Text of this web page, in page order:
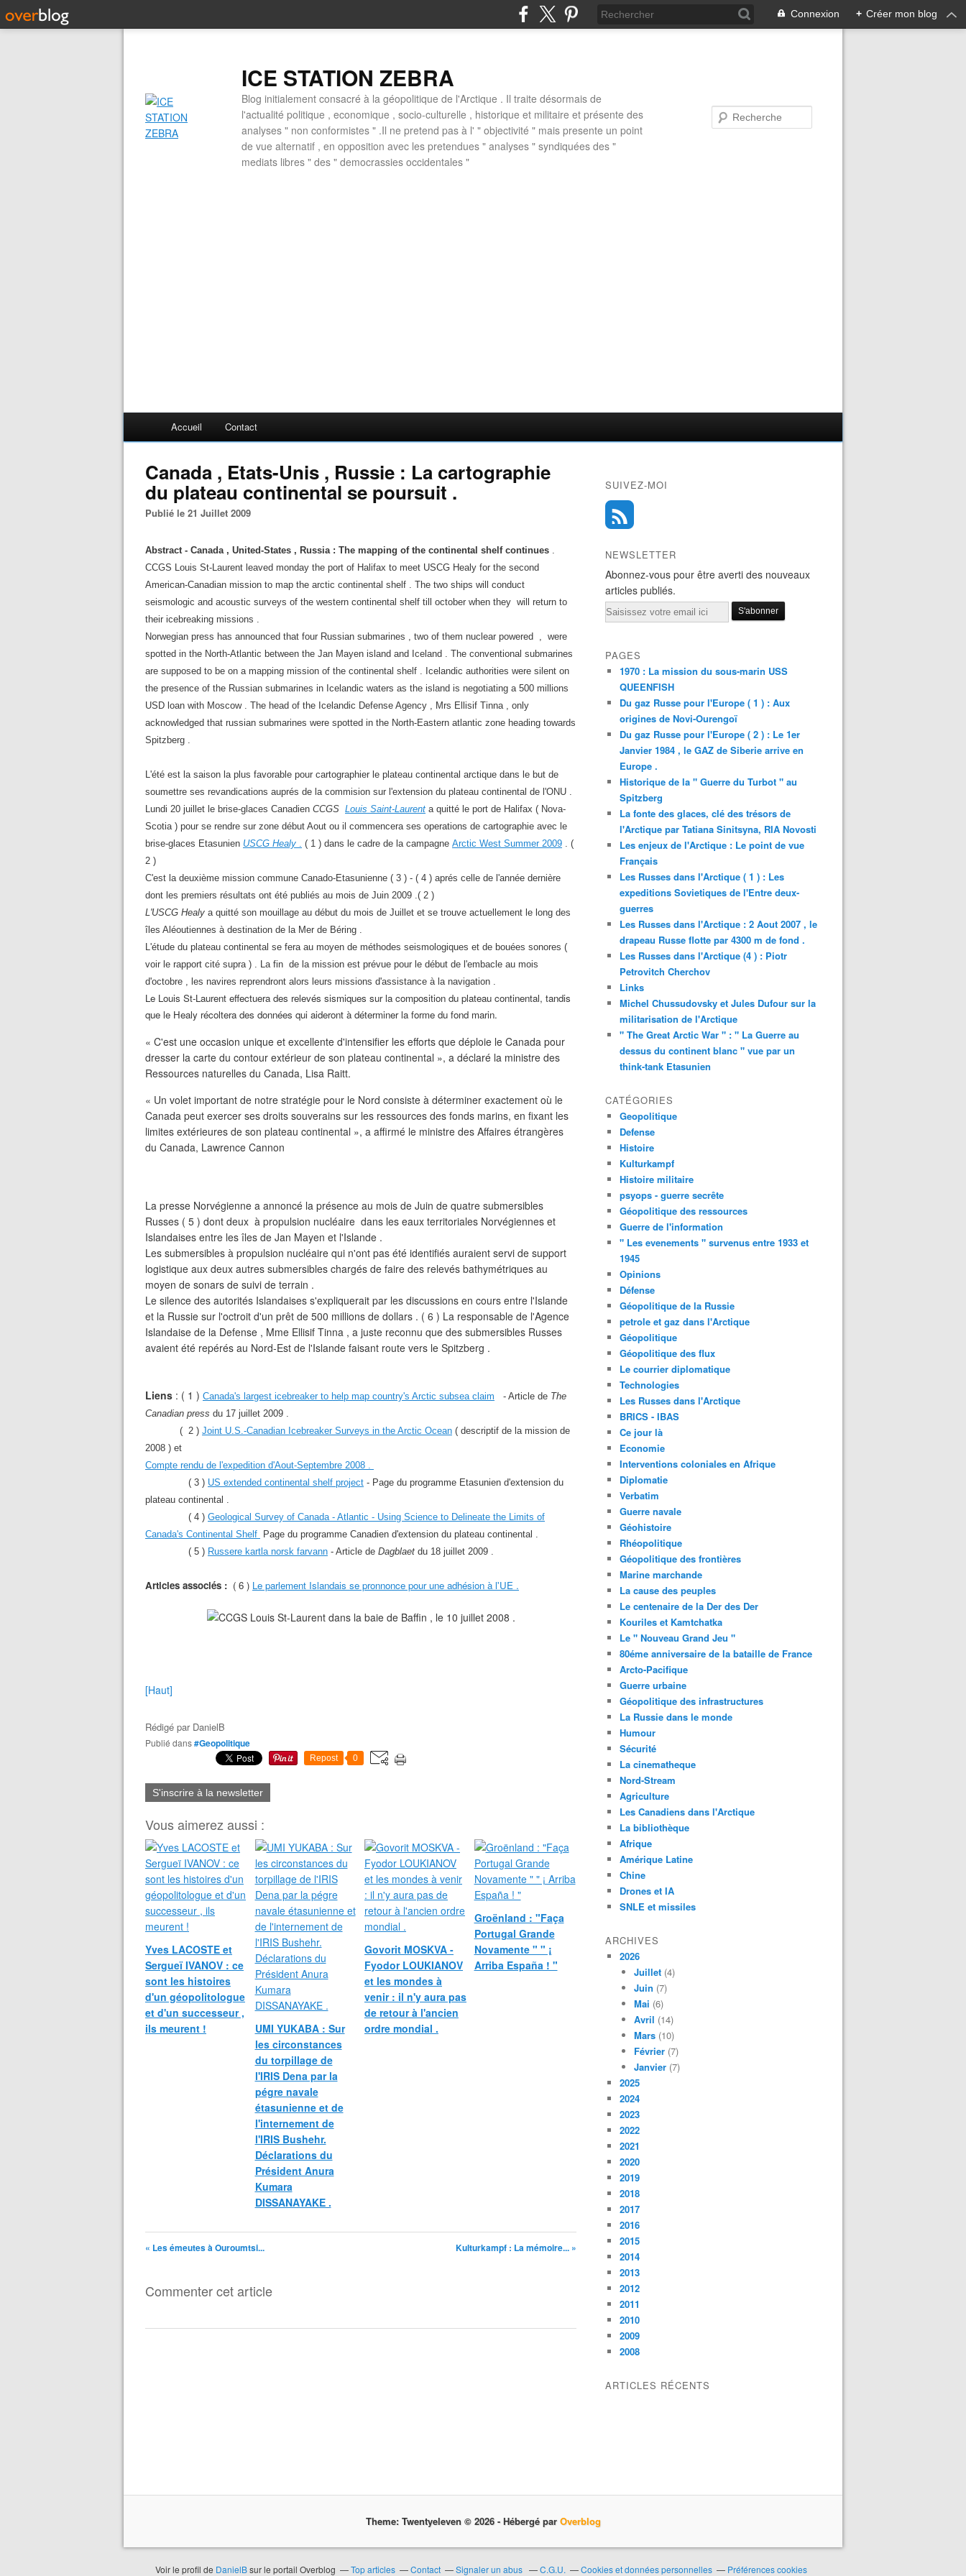
Connexion + Créer mon blog
ICE STATION ZEBRA
Blog initialement consacré à la géopolitique de l'Arctique . Il traite désormais de
l'actualité politique , economique , socio-culturelle , historique et militaire et présente des
analyses " non conformistes " .Il ne pretend pas à l' " objectivité " mais presente un point
de vue alternatif , en opposition avec les pretendues " analyses " syndiquées des "
mediats libres " des " democrassies occidentales "
Accueil Contact
Canada , Etats-Unis , Russie : La cartographie
du plateau continental se poursuit .
Publié le 21 Juillet 2009
Abstract - Canada , United-States , Russia : The mapping of the continental shelf continues .
CCGS Louis St-Laurent leaved monday the port of Halifax to meet USCG Healy for the second
American-Canadian mission to map the arctic continental shelf . The two ships will conduct
seismologic and acoustic surveys of the western continental shelf till october when they will return to
their icebreaking missions .
Norwegian press has announced that four Russian submarines , two of them nuclear powered , were
spotted in the North-Atlantic between the Jan Mayen island and Iceland . The conventional submarines
are supposed to be on a mapping mission of the continental shelf . Icelandic authorities were silent on
the presence of the Russian submarines in Icelandic waters as the island is negotiating a 500 millions
USD loan with Moscow . The head of the Icelandic Defense Agency , Mrs Ellisif Tinna , only
acknowledged that russian submarines were spotted in the North-Eastern atlantic zone heading towards
Spitzberg .
L'été est la saison la plus favorable pour cartographier le plateau continental arctique dans le but de
soumettre ses revandications auprés de la commision sur l'extension du plateau continental de l'ONU .
Lundi 20 juillet le brise-glaces Canadien CCGS Louis Saint-Laurent a quitté le port de Halifax ( Nova-
Scotia ) pour se rendre sur zone début Aout ou il commencera ses operations de cartographie avec le
brise-glaces Etasunien USCG Healy . ( 1 ) dans le cadre de la campagne Arctic West Summer 2009 . (
2 )
C'est la deuxième mission commune Canado-Etasunienne ( 3 ) - ( 4 ) aprés celle de l'année dernière
dont les premiers résultats ont été publiés au mois de Juin 2009 .( 2 )
L'USCG Healy a quitté son mouillage au début du mois de Juillet et se trouve actuellement le long des
îles Aléoutiennes à destination de la Mer de Béring .
L'étude du plateau continental se fera au moyen de méthodes seismologiques et de bouées sonores (
voir le rapport cité supra ) . La fin de la mission est prévue pour le début de l'embacle au mois
d'octobre , les navires reprendront alors leurs missions d'assistance à la navigation .
Le Louis St-Laurent effectuera des relevés sismiques sur la composition du plateau continental, tandis
que le Healy récoltera des données qui aideront à déterminer la forme du fond marin.
« C'est une occasion unique et excellente d'intensifier les efforts que déploie le Canada pour
dresser la carte du contour extérieur de son plateau continental », a déclaré la ministre des
Ressources naturelles du Canada, Lisa Raitt.
« Un volet important de notre stratégie pour le Nord consiste à déterminer exactement où le
Canada peut exercer ses droits souverains sur les ressources des fonds marins, en fixant les
limites extérieures de son plateau continental », a affirmé le ministre des Affaires étrangères
du Canada, Lawrence Cannon
La presse Norvégienne a annoncé la présence au mois de Juin de quatre submersibles
Russes ( 5 ) dont deux à propulsion nucléaire dans les eaux territoriales Norvégiennes et
Islandaises entre les îles de Jan Mayen et l'Islande .
Les submersibles à propulsion nucléaire qui n'ont pas été identifiés auraient servi de support
logistique aux deux autres submersibles chargés de faire des relevés bathymétriques au
moyen de sonars de suivi de terrain .
Le silence des autorités Islandaises s'expliquerait par les discussions en cours entre l'Islande
et la Russie sur l'octroit d'un prêt de 500 millions de dollars . ( 6 ) La responsable de l'Agence
Islandaise de la Defense , Mme Ellisif Tinna , a juste reconnu que des submersibles Russes
avaient été repérés au Nord-Est de l'Islande faisant route vers le Spitzberg .
Liens : ( 1 ) Canada's largest icebreaker to help map country's Arctic subsea claim - Article de The
Canadian press du 17 juillet 2009 .
( 2 ) Joint U.S.-Canadian Icebreaker Surveys in the Arctic Ocean ( descriptif de la mission de
2008 ) et
Compte rendu de l'expedition d'Aout-Septembre 2008 .
( 3 ) US extended continental shelf project - Page du programme Etasunien d'extension du
plateau continental .
( 4 ) Geological Survey of Canada - Atlantic - Using Science to Delineate the Limits of
Canada's Continental Shelf
Page du programme Canadien d'extension du plateau continental .
( 5 ) Russere kartla norsk farvann - Article de Dagblaet du 18 juillet 2009 .
Articles associés : ( 6 ) Le parlement Islandais se pronnonce pour une adhésion à l'UE .
[Haut]
Rédigé par DanielB
Publié dans#Geopolitique
Repost 0
S'inscrire à la newsletter
Vous aimerez aussi :
Yves LACOSTE et
Sergueï IVANOV : ce
sont les histoires
d'un géopolitologue
et d'un successeur ,
ils meurent !
UMI YUKABA : Sur
les circonstances
du torpillage de
l'IRIS Dena par la
pégre navale
étasunienne et de
l'internement de
l'IRIS Bushehr.
Déclarations du
Président Anura
Kumara
DISSANAYAKE .
Govorit MOSKVA -
Fyodor LOUKIANOV
et les mondes à
venir : il n'y aura pas
de retour à l'ancien
ordre mondial .
Groënland : "Faça
Portugal Grande
Novamente " " ¡
Arriba España ! "
« Les émeutes à Ouroumtsi... Kulturkampf : La mémoire... »
Commenter cet article
SUIVEZ-MOI
NEWSLETTER
Abonnez-vous pour être averti des nouveaux
articles publiés.
Email
PAGES
1970 : La mission du sous-marin USS
QUEENFISH
Du gaz Russe pour l'Europe ( 1 ) : Aux
origines de Novi-Ourengoï
Du gaz Russe pour l'Europe ( 2 ) : Le 1er
Janvier 1984 , le GAZ de Siberie arrive en
Europe .
Historique de la " Guerre du Turbot " au
Spitzberg
La fonte des glaces, clé des trésors de
l'Arctique par Tatiana Sinitsyna, RIA Novosti
Les enjeux de l'Arctique : Le point de vue
Français
Les Russes dans l'Arctique ( 1 ) : Les
expeditions Sovietiques de l'Entre deux-
guerres
Les Russes dans l'Arctique : 2 Aout 2007 , le
drapeau Russe flotte par 4300 m de fond .
Les Russes dans l'Arctique (4 ) : Piotr
Petrovitch Cherchov
Links
Michel Chussudovsky et Jules Dufour sur la
militarisation de l'Arctique
" The Great Arctic War " : " La Guerre au
dessus du continent blanc " vue par un
think-tank Etasunien
CATÉGORIES
Geopolitique
Defense
Histoire
Kulturkampf
Histoire militaire
psyops - guerre secrête
Géopolitique des ressources
Guerre de l'information
" Les evenements " survenus entre 1933 et
1945
Opinions
Défense
Géopolitique de la Russie
petrole et gaz dans l'Arctique
Géopolitique
Géopolitique des flux
Le courrier diplomatique
Technologies
Les Russes dans l'Arctique
BRICS - IBAS
Ce jour là
Economie
Interventions coloniales en Afrique
Diplomatie
Verbatim
Guerre navale
Géohistoire
Rhéopolitique
Géopolitique des frontières
Marine marchande
La cause des peuples
Le centenaire de la Der des Der
Kouriles et Kamtchatka
Le " Nouveau Grand Jeu "
80éme anniversaire de la bataille de France
Arcto-Pacifique
Guerre urbaine
Géopolitique des infrastructures
La Russie dans le monde
Humour
Sécurité
La cinematheque
Nord-Stream
Agriculture
Les Canadiens dans l'Arctique
La bibliothèque
Afrique
Amérique Latine
Chine
Drones et IA
SNLE et missiles
ARCHIVES
2026
Juillet (4)
Juin (7)
Mai (6)
Avril (14)
Mars (10)
Février (7)
Janvier (7)
2025
2024
2023
2022
2021
2020
2019
2018
2017
2016
2015
2014
2013
2012
2011
2010
2009
2008
ARTICLES RÉCENTS
Theme: Twentyeleven © 2026 - Hébergé par Overblog
Voir le profil de DanielBsur le portail Overblog Top articles Contact Signaler un abus C.G.U. Cookies et données personnelles Préférences cookies